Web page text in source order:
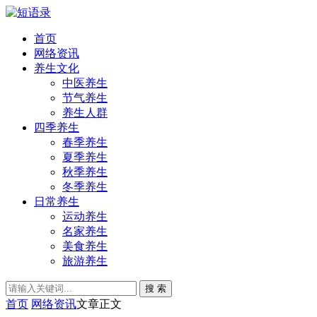
首页
网络资讯
养生文化
中医养生
节气养生
养生人群
四季养生
春季养生
夏季养生
秋季养生
冬季养生
日常养生
运动养生
名家养生
美食养生
旅游养生
搜 索
首页 网络资讯文章正文